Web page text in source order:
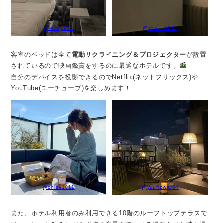
@kimly.98s @sho__0812
客室のベッドは全て 電動リクライニング＆プロジェクターが設置
されているので映画鑑賞をするのに最適なホテルです。
自分のデバイスを投影できるのでNetflix(ネットフリックス)や
YouTube(ユーチューブ)を楽しめます！
@chisa1011 @yuuflower64
また、ホテル利用者のみ利用できる10階のルーフトップテラスで